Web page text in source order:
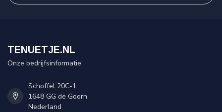
TENUETJE.NL
Onze bedrijfsinformatie
Schoffel 20C-1
1648 GG de Goorn
Nederland